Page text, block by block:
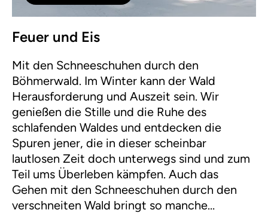
Feuer und Eis
Mit den Schneeschuhen durch den
Böhmerwald. Im Winter kann der Wald
Herausforderung und Auszeit sein. Wir
genießen die Stille und die Ruhe des
schlafenden Waldes und entdecken die
Spuren jener, die in dieser scheinbar
lautlosen Zeit doch unterwegs sind und zum
Teil ums Überleben kämpfen. Auch das
Gehen mit den Schneeschuhen durch den
verschneiten Wald bringt so manche